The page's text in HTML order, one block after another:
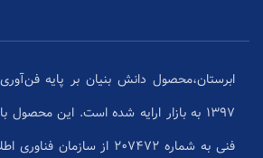
ابرستان،محصول دانش بنیان بر پایه
1397 به بازار ارایه شده است. این محصول
فنی به شماره 207472 از